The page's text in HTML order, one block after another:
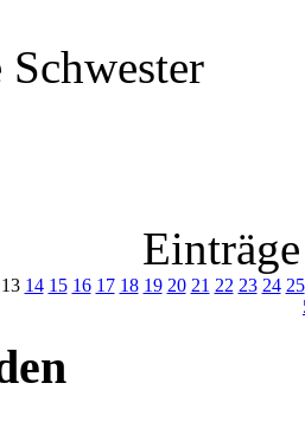
13 14 15 16 17 18 19 20 21 22 23 24 25